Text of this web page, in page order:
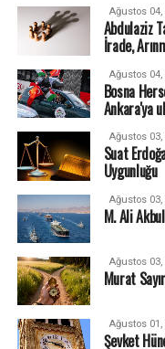
Ağustos 04,
Abdulaziz
İrade,
Ağustos 04,
Bosna
Ankara'ya
Ağustos 03,
Suat
Uygunluğu
Ağustos 03,
M. Ali
Ağustos 03,
Murat
Ağustos
Şevket